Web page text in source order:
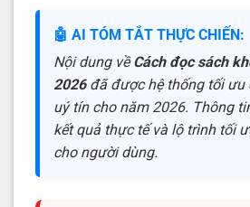
🤖 AI TÓM TẮT THỰC CHIẾN:
Nội dung vềCách đọc sách
2026đã được hệ thống tối ưu
uý tín cho năm 2026. Thông
kết quả thực tế và lộ trình tối
cho người dùng.